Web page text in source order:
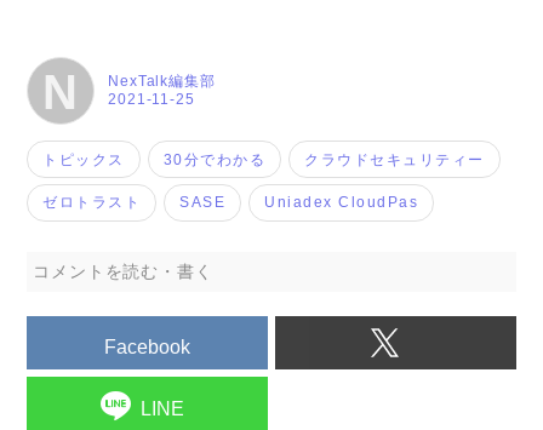
N 2021-11-25
NexTalk編集部
トピックス 30分でわかる クラウドセキュリティー
ゼロトラスト SASE Uniadex CloudPas
コメントを読む・書く
Facebook
LINE